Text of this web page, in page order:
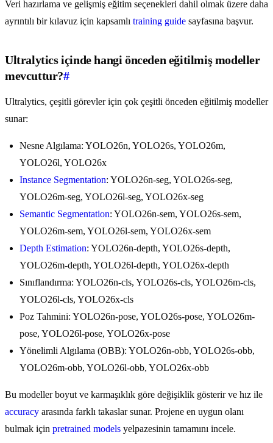
Veri hazırlama ve gelişmiş eğitim seçenekleri dahil olmak üzere daha
ayrıntılı bir kılavuz için kapsamlı training guide sayfasına başvur.
Ultralytics içinde hangi önceden eğitilmiş modeller
mevcuttur?#
Ultralytics, çeşitli görevler için çok çeşitli önceden eğitilmiş modeller
sunar:
Nesne Algılama: YOLO26n, YOLO26s, YOLO26m,
YOLO26l, YOLO26x
Instance Segmentation: YOLO26n-seg, YOLO26s-seg,
YOLO26m-seg, YOLO26l-seg, YOLO26x-seg
Semantic Segmentation: YOLO26n-sem, YOLO26s-sem,
YOLO26m-sem, YOLO26l-sem, YOLO26x-sem
Depth Estimation: YOLO26n-depth, YOLO26s-depth,
YOLO26m-depth, YOLO26l-depth, YOLO26x-depth
Sınıflandırma: YOLO26n-cls, YOLO26s-cls, YOLO26m-cls,
YOLO26l-cls, YOLO26x-cls
Poz Tahmini: YOLO26n-pose, YOLO26s-pose, YOLO26m-
pose, YOLO26l-pose, YOLO26x-pose
Yönelimli Algılama (OBB): YOLO26n-obb, YOLO26s-obb,
YOLO26m-obb, YOLO26l-obb, YOLO26x-obb
Bu modeller boyut ve karmaşıklık göre değişiklik gösterir ve hız ile
accuracy arasında farklı takaslar sunar. Projene en uygun olanı
bulmak için pretrained models yelpazesinin tamamını incele.